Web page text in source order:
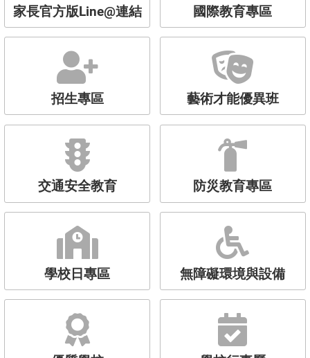
家長官方版Line@連結 國際教育專區
招生專區 藝術才能優異班
交通安全教育 防災教育專區
學校日專區 無障礙環境與設備